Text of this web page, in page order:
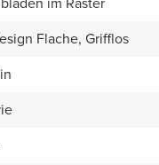
Flache, Grifflos